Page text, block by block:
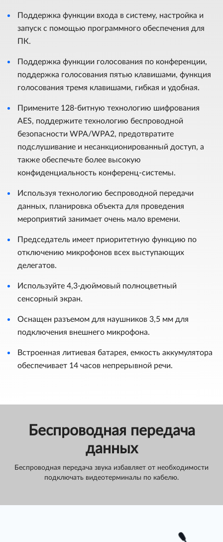
Поддержка функции входа в систему, настройка и
запуск с помощью программного обеспечения для
ПК.
Поддержка функции голосования по конференции,
поддержка голосования пятью клавишами, функция
голосования тремя клавишами, гибкая и удобная.
Примените 128-битную технологию шифрования
AES, поддержите технологию беспроводной
безопасности WPA/WPA2, предотвратите
подслушивание и несанкционированный доступ, а
также обеспечьте более высокую
конфиденциальность конференц-системы.
Используя технологию беспроводной передачи
данных, планировка объекта для проведения
мероприятий занимает очень мало времени.
Председатель имеет приоритетную функцию по
отключению микрофонов всех выступающих
делегатов.
Используйте 4,3-дюймовый полноцветный
сенсорный экран.
Оснащен разъемом для наушников 3,5 мм для
подключения внешнего микрофона.
Встроенная литиевая батарея, емкость аккумулятора
обеспечивает 14 часов непрерывной речи.
Беспроводная передача
данных
Беспроводная передача звука избавляет от необходимости
подключать видеотерминалы по кабелю.